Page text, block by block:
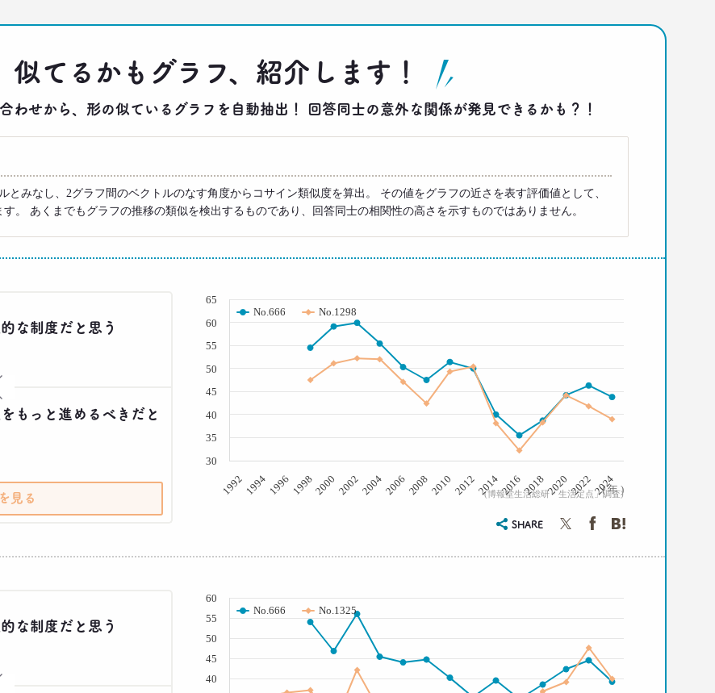
似てるかもグラフ、紹介します！
わせから、形の似ているグラフを自動抽出！ 回答同士の意外な関係が発見できるかも？！
とみなし、2グラフ間のベクトルのなす角度からコサイン類似度を算出。 その値をグラフの近さを表す評価値として、
。 あくまでもグラフの推移の類似を検出するものであり、回答同士の相関性の高さを示すものではありません。
な制度だと思う
もっと進めるべきだと
見る
( 年 )
(博報堂生活総研「生活定点」調査)
No.666 No.1298
1992 1994 1996 19982000 20022004200620082010 2012201420162018202020222024
30
35
40
45
50
55
60
65
SHARE
な制度だと思う
No.666 No.1325
40
45
50
55
60